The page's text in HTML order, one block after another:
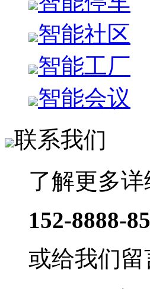
智能社区
智能工厂
智能会议
联系我们
了解更多
152-8888-
或给我们留